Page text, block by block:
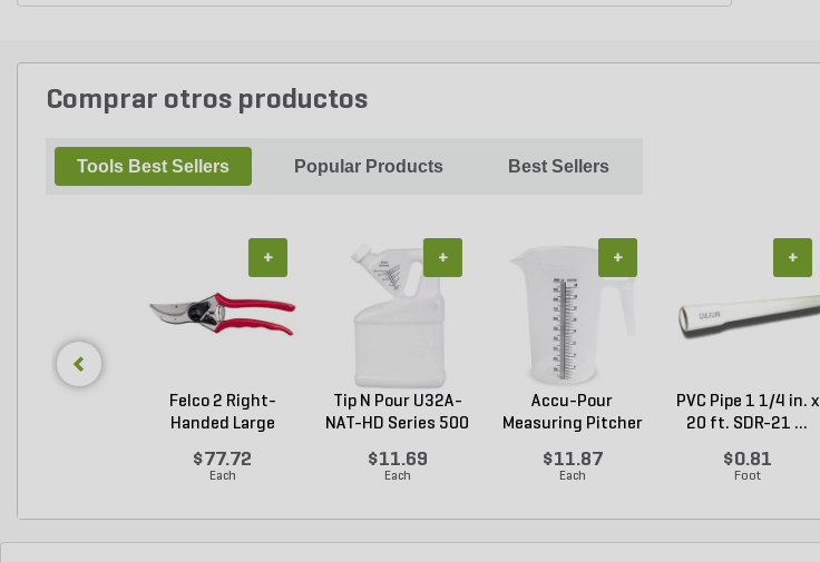
Comprar otros productos
Tools Best Sellers Popular Products Best Sellers
Felco 2 Right-
Handed Large
$77.72
Each
+
Tip N Pour U32A-
NAT-HD Series 500
$11.69
Each
+
Accu-Pour
Measuring Pitcher
$11.87
Each
+
PVC Pipe 1 1/4 in. x
20 ft. SDR-21 ...
$0.81
Foot
+